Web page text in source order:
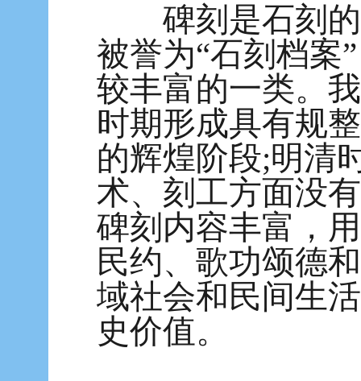
碑刻是石刻的
被誉为“石刻档案
较丰富的一类。
时期形成具有规
的辉煌阶段;明清
术、刻工方面没
碑刻内容丰富，
民约、歌功颂德
域社会和民间生
史价值。